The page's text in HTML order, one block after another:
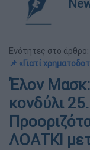
Ενότητες στο άρθρο:
📌 «Γιατί
Έλον
κονδύλι
ΛΟΑΤΚΙ